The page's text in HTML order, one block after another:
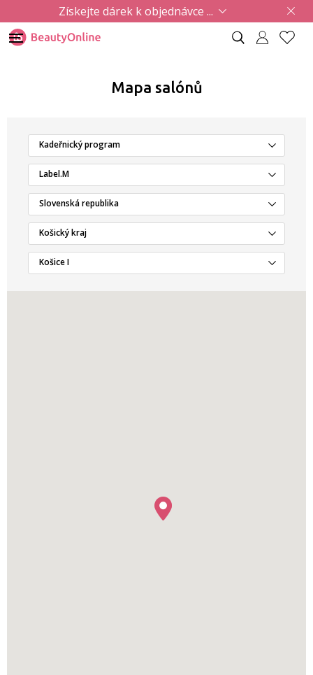
Získejte dárek k objednávce ...
Mapa salónů
Kadeřnický program
Label.M
Slovenská republika
Košický kraj
Košice I